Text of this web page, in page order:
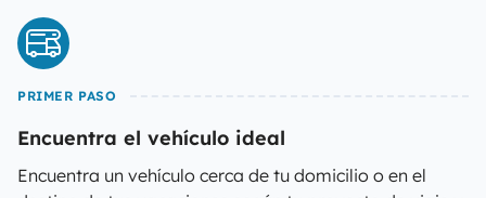
PRIMER PASO
Encuentra el vehículo ideal
Encuentra un vehículo cerca de tu domicilio o en el